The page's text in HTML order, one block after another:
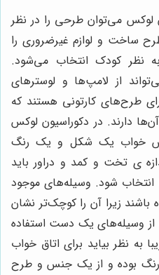
لوکس می‌توان طرحی را در نظر
ساخت و لوازم غیرضروری را
نظر کودک انتخاب می‌شود.
از لامپ‌ها و لوسترهای
طرح‌های کارتونی هستند که
دارند. در دکوراسیون لوکس
خواب یک شکل و یک رنگ
ی تخت و کمد و دراور باید
انتخاب شود. وسیله‌های موجود
باشند زیرا آن را کوچک‌تر نشان
از وسیله‌های یک دست استفاده
به نظر بیاید برای اتاق خواب
بوده و از یک جنس و طرح